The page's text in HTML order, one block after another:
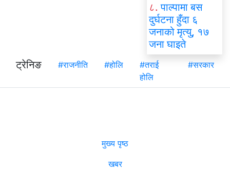
८. पाल्पामा बस
दुर्घटना हुँदा ६
जनाको मृत्यु, १७
जना घाइते
ट्रेनिङ
#राजनीति #होलि
#तराई
होलि
#सरकार
मुख्य पृष्ठ
खबर